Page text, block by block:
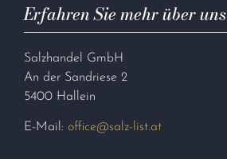
Erfahren Sie mehr über uns
Salzhandel GmbH
An der Sandriese 2
5400 Hallein
E-Mail: office@salz-list.at